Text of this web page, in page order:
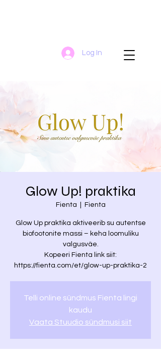
Log In
Glow Up! praktika
Fienta Fienta
Glow Up praktika aktiveerib su autentse
biofootonite massi – keha loomuliku
valgusväe.
Kopeeri Fienta link siit:
https://fienta.com/et/glow-up-praktika-2
Telli online sündmus Fienta lingi
kaudu
Vaata Stuudio sündmusi siit